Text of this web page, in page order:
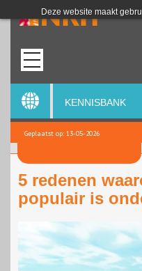
Deze website maakt
KENNISBANK
Geplaatst op: 13-05-2026
5 redenen
populair is